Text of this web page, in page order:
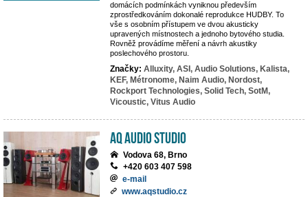
domácích podmínkách vyniknou především
zprostředkováním dokonalé reprodukce HUDBY. To
vše s osobním přístupem ve dvou akusticky
upravených místnostech a jednoho bytového studia.
Rovněž provádíme měření a návrh akustiky
poslechového prostoru.
Značky: Alluxity, ASI, Audio Solutions, Kalista,
KEF, Métronome, Naim Audio, Nordost,
Rockport Technologies, Solid Tech, SotM,
Vicoustic, Vitus Audio
AQ audio studio
Vodova 68, Brno
+420 603 407 598
e-mail
www.aqstudio.cz